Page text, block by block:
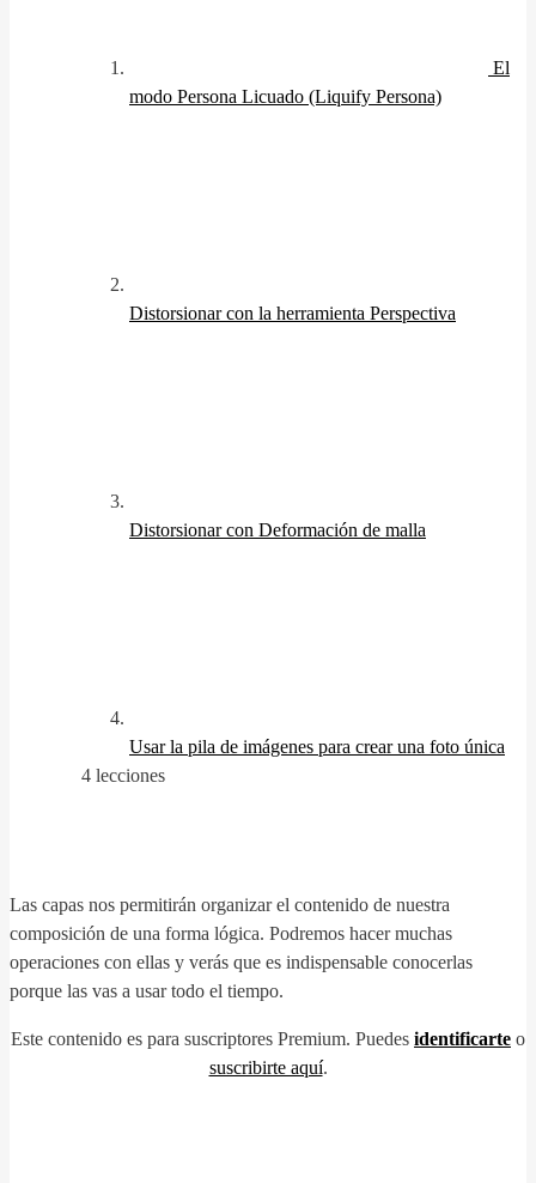
El
modo Persona Licuado (Liquify Persona)
Distorsionar con la herramienta Perspectiva
Distorsionar con Deformación de malla
Usar la pila de imágenes para crear una foto única
4 lecciones
Las capas nos permitirán organizar el contenido de nuestra
composición de una forma lógica. Podremos hacer muchas
operaciones con ellas y verás que es indispensable conocerlas
porque las vas a usar todo el tiempo.
Este contenido es para suscriptores Premium. Puedes identificarte o
suscribirte aquí.